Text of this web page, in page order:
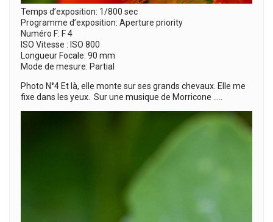
Temps d’exposition: 1/800 sec
Programme d’exposition: Aperture priority
Numéro F: F 4
ISO Vitesse : ISO 800
Longueur Focale: 90 mm
Mode de mesure: Partial
Photo N°4 Et là, elle monte sur ses grands chevaux. Elle me
fixe dans les yeux. Sur une musique de Morricone …..